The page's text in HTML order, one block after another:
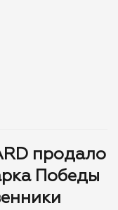
продало
Победы